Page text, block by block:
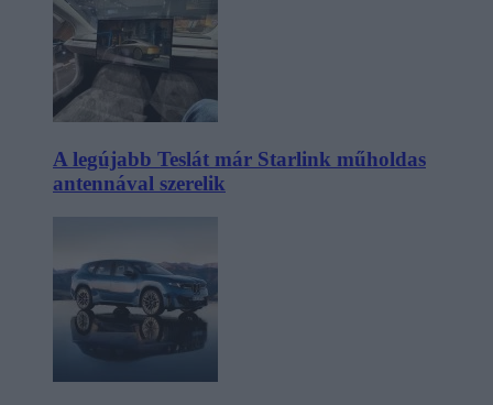
A legújabb Teslát már Starlink műholdas
antennával szerelik